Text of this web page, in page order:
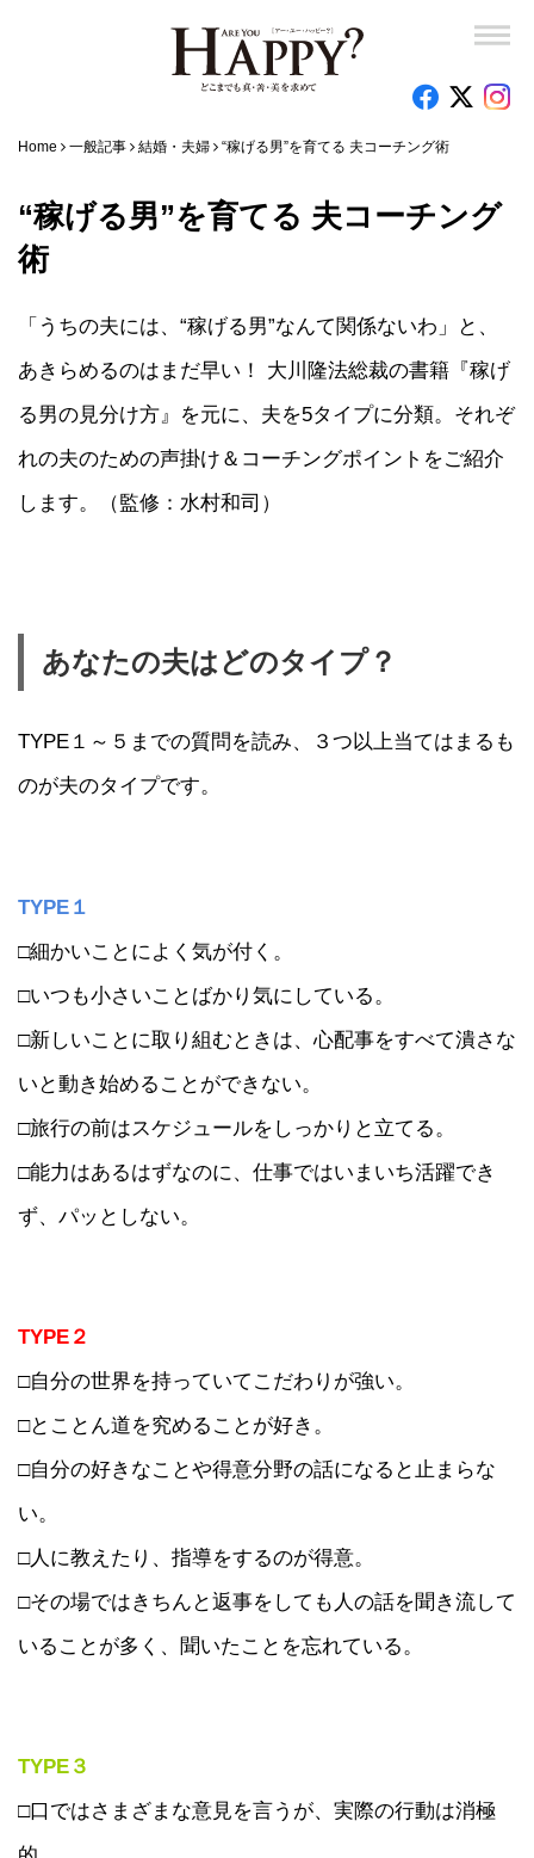
Home 一般記事 結婚・夫婦 “稼げる男”を育てる 夫コーチング術
“稼げる男”を育てる 夫コーチング
術
「うちの夫には、“稼げる男”なんて関係ないわ」と、
あきらめるのはまだ早い！ 大川隆法総裁の書籍『稼げ
る男の見分け方』を元に、夫を5タイプに分類。それぞ
れの夫のための声掛け＆コーチングポイントをご紹介
します。（監修：水村和司）
あなたの夫はどのタイプ？
TYPE１～５までの質問を読み、３つ以上当てはまるも
のが夫のタイプです。
TYPE１
□細かいことによく気が付く。
□いつも小さいことばかり気にしている。
□新しいことに取り組むときは、心配事をすべて潰さな
いと動き始めることができない。
□旅行の前はスケジュールをしっかりと立てる。
□能力はあるはずなのに、仕事ではいまいち活躍でき
ず、パッとしない。
TYPE２
□自分の世界を持っていてこだわりが強い。
□とことん道を究めることが好き。
□自分の好きなことや得意分野の話になると止まらな
い。
□人に教えたり、指導をするのが得意。
□その場ではきちんと返事をしても人の話を聞き流して
いることが多く、聞いたことを忘れている。
TYPE３
□口ではさまざまな意見を言うが、実際の行動は消極